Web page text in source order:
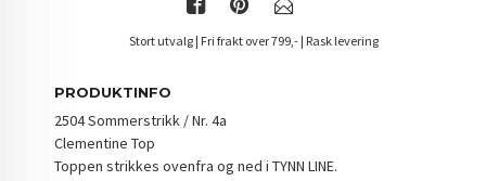
Stort utvalg | Fri frakt over 799,- | Rask levering
PRODUKTINFO
2504 Sommerstrikk / Nr. 4a
Clementine Top
Toppen strikkes ovenfra og ned i TYNN LINE.